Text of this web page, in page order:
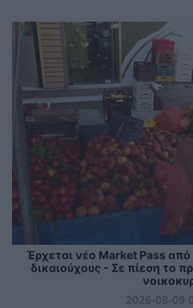
Έρχεται νέο Market Pass
δικαιούχους - Σε πίεση το
2026-08-09